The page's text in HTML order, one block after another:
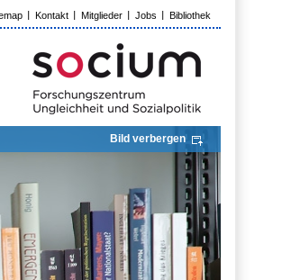
Kontakt Mitglieder Jobs Bibliothek
Bild verbergen